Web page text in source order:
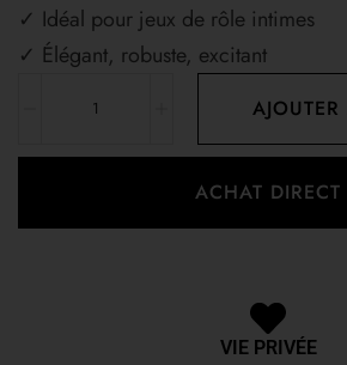
✓ Idéal pour jeux de rôle intimes
✓ Élégant, robuste, excitant
ACHAT DIRECT
VIE PRIVÉE